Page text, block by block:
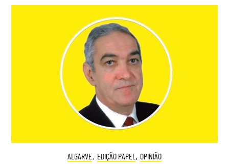
ALGARVE, EDIÇÃO PAPEL , OPINIÃO